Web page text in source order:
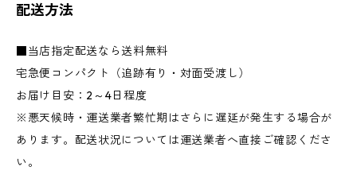
配送方法
■当店指定配送なら送料無料
宅急便コンパクト（追跡有り・対面受渡し）
お届け目安：2～4日程度
※悪天候時・運送業者繁忙期はさらに遅延が発生する場合が
あります。配送状況については運送業者へ直接ご確認くださ
い。